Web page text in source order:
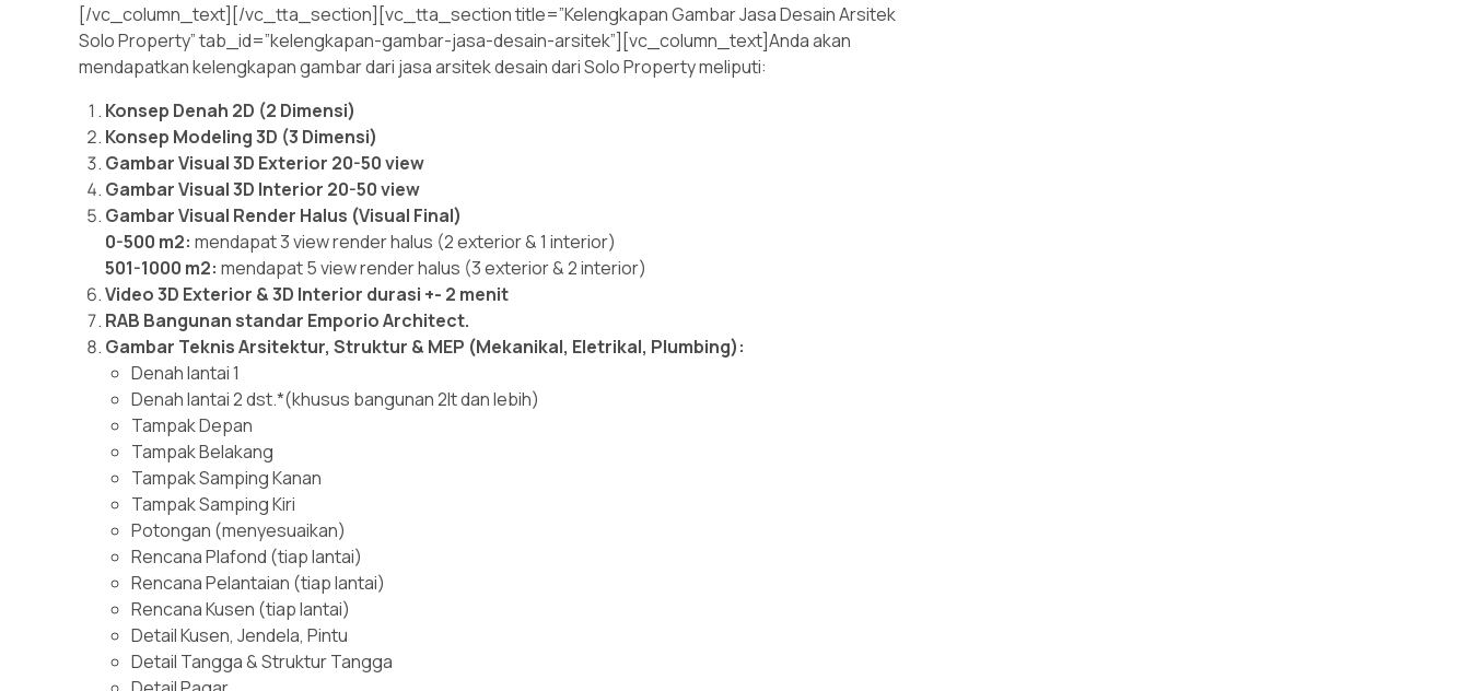
[/vc_column_text][/vc_tta_section][vc_tta_section title=”Kelengkapan Gambar Jasa Desain Arsitek
Solo Property” tab_id=”kelengkapan-gambar-jasa-desain-arsitek”][vc_column_text]Anda akan
mendapatkan kelengkapan gambar dari jasa arsitek desain dari Solo Property meliputi:
Konsep Denah 2D (2 Dimensi)
Konsep Modeling 3D (3 Dimensi)
Gambar Visual 3D Exterior 20-50 view
Gambar Visual 3D Interior 20-50 view
Gambar Visual Render Halus (Visual Final)
0-500 m2: mendapat 3 view render halus (2 exterior & 1 interior)
501-1000 m2: mendapat 5 view render halus (3 exterior & 2 interior)
Video 3D Exterior & 3D Interior durasi +- 2 menit
RAB Bangunan standar Emporio Architect.
Gambar Teknis Arsitektur, Struktur & MEP (Mekanikal, Eletrikal, Plumbing):
Denah lantai 1
Denah lantai 2 dst.*(khusus bangunan 2lt dan lebih)
Tampak Depan
Tampak Belakang
Tampak Samping Kanan
Tampak Samping Kiri
Potongan (menyesuaikan)
Rencana Plafond (tiap lantai)
Rencana Pelantaian (tiap lantai)
Rencana Kusen (tiap lantai)
Detail Kusen, Jendela, Pintu
Detail Tangga & Struktur Tangga